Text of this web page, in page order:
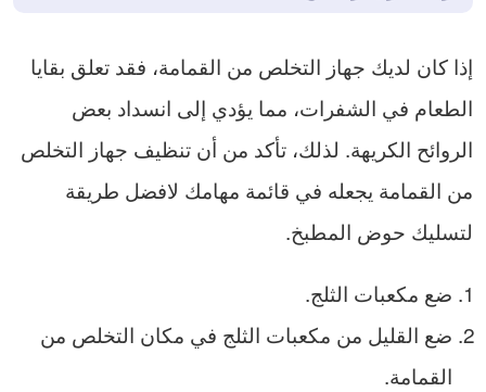
إذا كان لديك جهاز التخلص من القمامة، فقد تعلق بقايا
الطعام في الشفرات، مما يؤدي إلى انسداد بعض
الروائح الكريهة. لذلك، تأكد من أن تنظيف جهاز التخلص
من القمامة يجعله في قائمة مهامك لافضل طريقة
لتسليك حوض المطبخ.
ضع مكعبات الثلج.
ضع القليل من مكعبات الثلج في مكان التخلص من
القمامة.